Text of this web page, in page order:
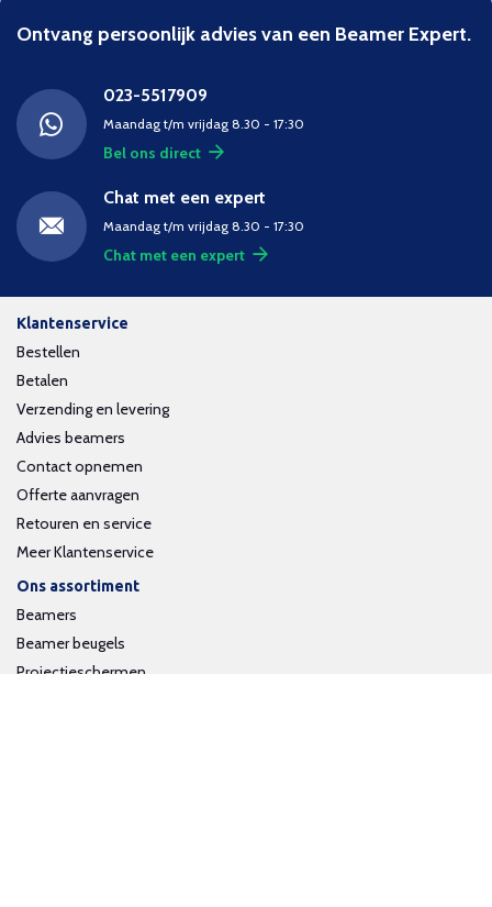
Ontvang persoonlijk advies van een Beamer Expert.
023-5517909
Maandag t/m vrijdag 8.30 - 17:30
Bel ons direct
Chat met een expert
Maandag t/m vrijdag 8.30 - 17:30
Chat met een expert
Klantenservice
Bestellen
Betalen
Verzending en levering
Advies beamers
Contact opnemen
Offerte aanvragen
Retouren en service
Meer Klantenservice
Ons assortiment
Beamers
Beamer beugels
Projectieschermen